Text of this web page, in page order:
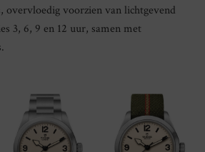
overvloedig voorzien van lichtgevend
3, 6, 9 en 12 uur, samen met